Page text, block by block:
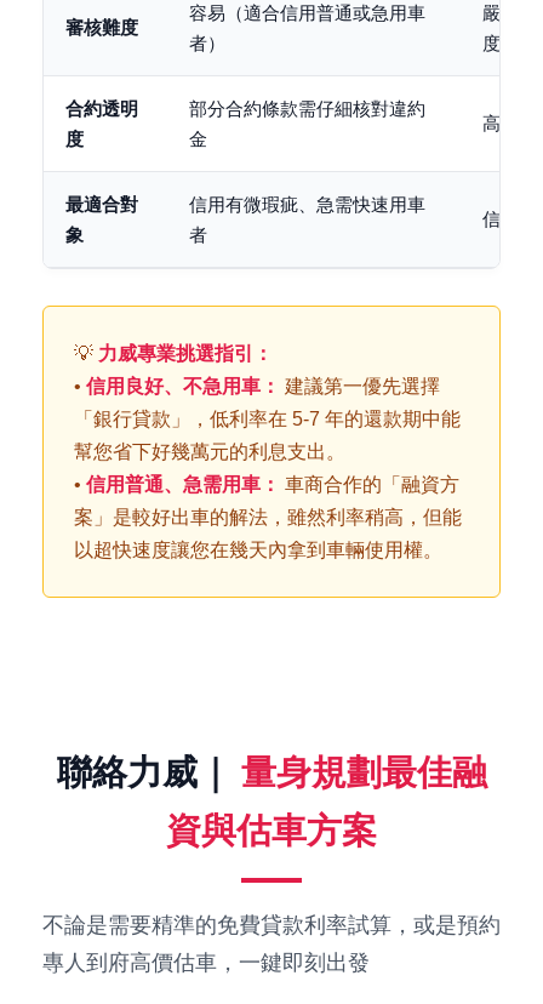
審核難度
容易（適合信用普通或急用車
者）
嚴格（
度）
合約透明
度
部分合約條款需仔細核對違約
金
高（受
最適合對
象
信用有微瑕疵、急需快速用車
者
信用良
💡 力威專業挑選指引：
• 信用良好、不急用車： 建議第一優先選擇
「銀行貸款」，低利率在 5-7 年的還款期中能
幫您省下好幾萬元的利息支出。
• 信用普通、急需用車： 車商合作的「融資方
案」是較好出車的解法，雖然利率稍高，但能
以超快速度讓您在幾天內拿到車輛使用權。
聯絡力威｜ 量身規劃最佳融
資與估車方案
不論是需要精準的免費貸款利率試算，或是預約
專人到府高價估車，一鍵即刻出發